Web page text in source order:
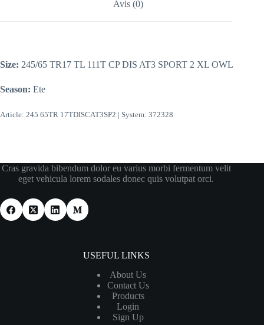
Avis (0)
Size: 245/65 TR17 TL 111T CP DIS AT3 SPORT 2 XL OWL
Season: Ete
Article: 245 65TR 17TDISCAT3SP2 | System: 372328
Cras gravida bibendum dolor eu varius morbi fermentum velit
eget vehicula lorem sodales donec quis volutpat orci.
USEFUL LINKS
About Us
Contact Us
Products
Login
Sign Up